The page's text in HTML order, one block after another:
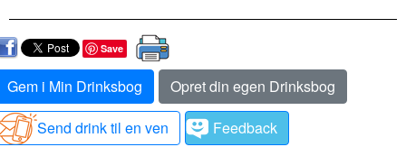
Save
Gem i Min Drinksbog
Opret din egen Drinksbog
Send drink til en ven
Feedback